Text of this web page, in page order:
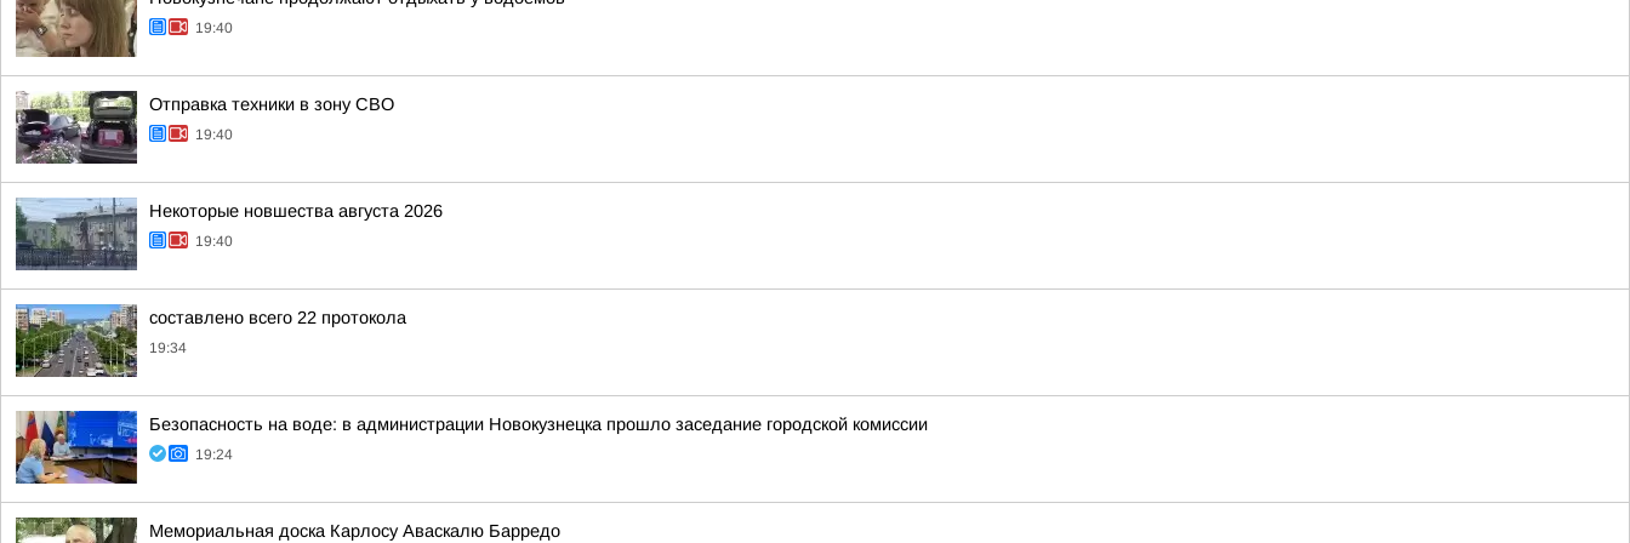
19:40
Отправка техники в зону СВО
19:40
Некоторые новшества августа 2026
19:40
составлено всего 22 протокола
19:34
Безопасность на воде: в администрации Новокузнецка прошло заседание городской комиссии
19:24
Мемориальная доска Карлосу Аваскалю Барредо